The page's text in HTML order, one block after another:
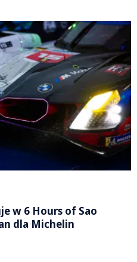
w 6 Hours of Sao
dla Michelin